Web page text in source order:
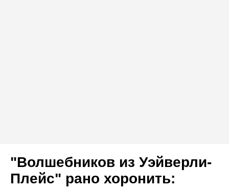
"Волшебников из Уэйверли-
Плейс" рано хоронить: